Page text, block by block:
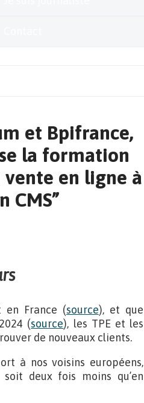
et Bpifrance,
la formation
en ligne à
CMS”
en France (source), et que
(source), les TPE et les
de nouveaux clients.
à nos voisins européens,
deux fois moins qu’en